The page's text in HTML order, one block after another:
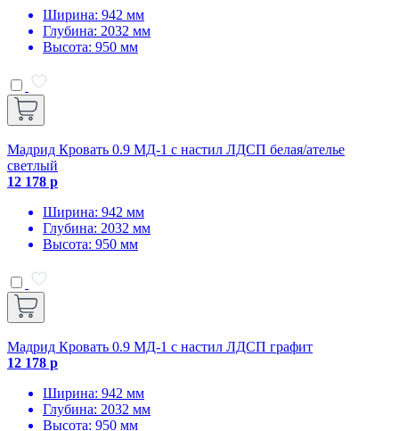
Ширина: 942 мм
Глубина: 2032 мм
Высота: 950 мм
Мадрид Кровать 0.9 МД-1 с настил ЛДСП белая/ателье
светлый
12 178 р
Ширина: 942 мм
Глубина: 2032 мм
Высота: 950 мм
Мадрид Кровать 0.9 МД-1 с настил ЛДСП графит
12 178 р
Ширина: 942 мм
Глубина: 2032 мм
Высота: 950 мм